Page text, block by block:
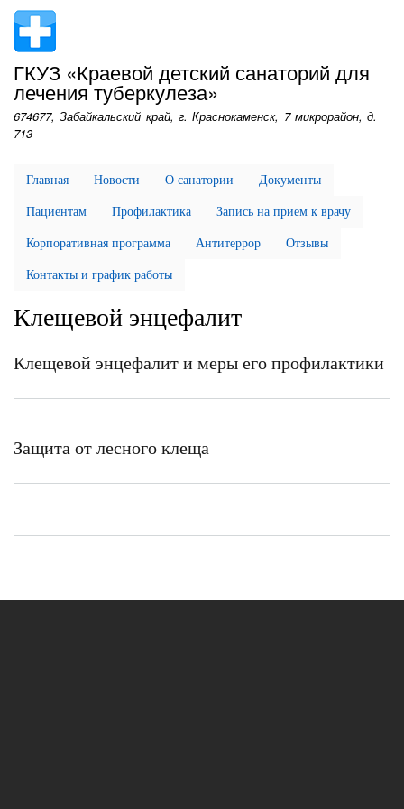
содержанию
ГКУЗ «Краевой детский санаторий для
лечения туберкулеза»
674677, Забайкальский край, г. Краснокаменск, 7 микрорайон, д.
713
Главная Новости О санатории
Документы
Пациентам
Профилактика
Запись на прием к врачу
Корпоративная программа
Антитеррор
Отзывы
Контакты и график работы
Клещевой энцефалит
Клещевой энцефалит и меры его профилактики
Защита от лесного клеща